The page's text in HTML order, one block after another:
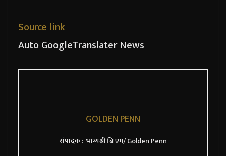
Source link
Auto GoogleTranslater News
GOLDEN PENN
संपादक : भाग्यश्री बि एम/ Golden Penn